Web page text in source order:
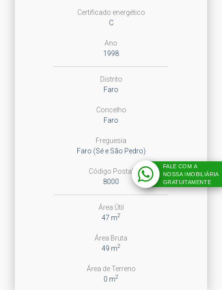
Certificado energético
C
Ano
1998
Distrito
Faro
Concelho
Faro
Freguesia
Faro (Sé e São Pedro)
Código Postal
8000
Área Útil
47 m2
Área Bruta
49 m2
Área de Terreno
0 m2
FALE COM A
NOSSA IMOBILIÁRIA
GRATUITAMENTE